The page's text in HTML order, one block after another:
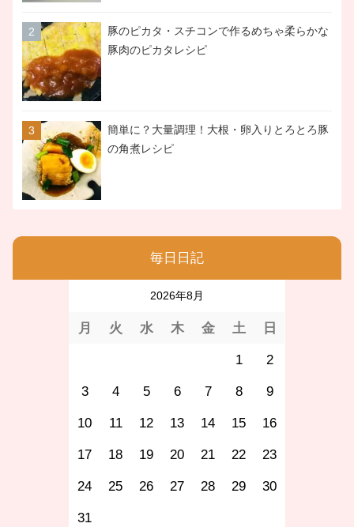
豚のピカタ・スチコンで作るめちゃ柔らかな
豚肉のピカタレシピ
簡単に？大量調理！大根・卵入りとろとろ豚
の角煮レシピ
毎日日記
2026年8月
月 火 水 木 金 土 日
1 2
3 4 5 6 7 8 9
10 11 12 13 14 15 16
17 18 19 20 21 22 23
24 25 26 27 28 29 30
31